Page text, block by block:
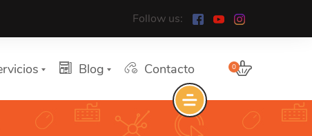
Follow us:
Blog Contacto 0